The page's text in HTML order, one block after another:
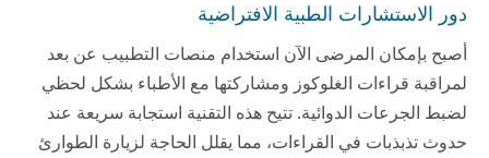
دور الاستشارات الطبية الافتراضية
أصبح بإمكان المرضى الآن استخدام منصات التطبيب عن بعد
لمراقبة قراءات الغلوكوز ومشاركتها مع الأطباء بشكل لحظي
لضبط الجرعات الدوائية. تتيح هذه التقنية استجابة سريعة عند
حدوث تذبذبات في القراءات، مما يقلل الحاجة لزيارة الطوارئ